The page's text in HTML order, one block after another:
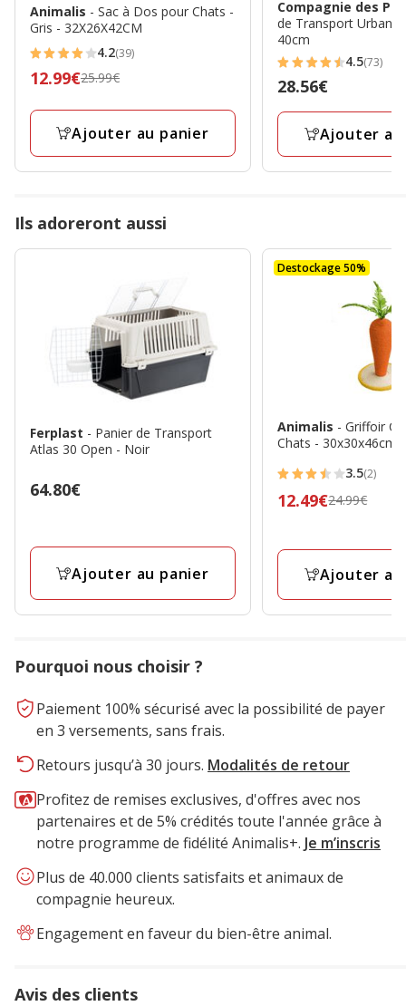
Animalis - Sac à Dos pour Chats -
Gris - 32X26X42CM
4.2
étoiles
avec
avis
4.2(39)
Prix
25.99€,
12.99€25.99€
Ajouter au panier
Compagnie des
de Transport Urban
40cm
4.5
étoiles
avec
avis
4.5(73)
Prix
28.56€
28.56€
Ajouter
Ils adoreront aussi
Ferplast - Panier de Transport
Atlas 30 Open - Noir
Prix
64.80€
Ajouter au panier
Destockage 50%
Animalis - Griffoir
Chats - 30x30x46cm
3.5
étoiles
2
3.5(2)
Prix
12.49€24.99€
Ajouter
Pourquoi nous choisir ?
Paiement 100% sécurisé avec la possibilité de payer
en 3 versements, sans frais.
Retours jusqu’à 30 jours. Modalités de retour
Profitez de remises exclusives, d'offres avec nos
partenaires et de 5% crédités toute l'année grâce à
notre programme de fidélité Animalis+. Je m’inscris
Plus de 40.000 clients satisfaits et animaux de
compagnie heureux.
Engagement en faveur du bien-être animal.
Avis des clients